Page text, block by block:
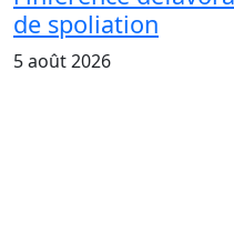
de spoliation
5 août 2026